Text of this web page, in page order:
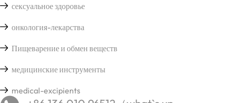
сексуальное здоровье
онкология-лекарства
Пищеварение и обмен веществ
медицинские инструменты
medical-excipients